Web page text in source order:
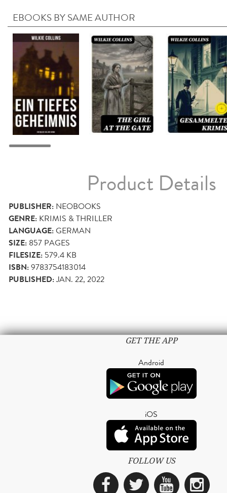
EBOOKS BY SAME AUTHOR
Product Details
PUBLISHER: NEOBOOKS
GENRE: KRIMIS & THRILLER
LANGUAGE:GERMAN
SIZE: 857 PAGES
FILESIZE: 579.4 KB
ISBN:9783754183014
PUBLISHED:JAN. 22, 2022
GET THE APP
Android
iOS
FOLLOW US
Facebook
Twitter